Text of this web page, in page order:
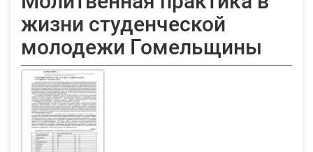
жизни студенческой
молодежи Гомельщины